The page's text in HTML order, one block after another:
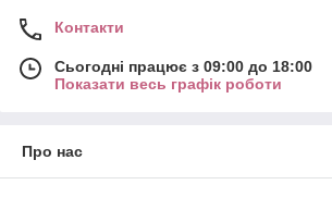
Контакти
Сьогодні працює з 09:00 до 18:00
Показати весь графік роботи
Про нас